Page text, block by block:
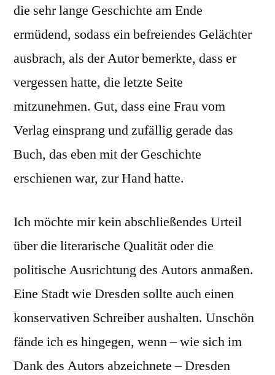
die sehr lange Geschichte am Ende
ermüdend, sodass ein befreiendes Gelächter
ausbrach, als der Autor bemerkte, dass er
vergessen hatte, die letzte Seite
mitzunehmen. Gut, dass eine Frau vom
Verlag einsprang und zufällig gerade das
Buch, das eben mit der Geschichte
erschienen war, zur Hand hatte.
Ich möchte mir kein abschließendes Urteil
über die literarische Qualität oder die
politische Ausrichtung des Autors anmaßen.
Eine Stadt wie Dresden sollte auch einen
konservativen Schreiber aushalten. Unschön
fände ich es hingegen, wenn – wie sich im
Dank des Autors abzeichnete – Dresden